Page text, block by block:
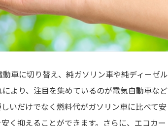
車に切り替え、純ガソリン車や純ディーゼル
より、注目を集めているのが電気自動車など
いだけでなく燃料代がガソリン車に比べて安
く抑えることができます。さらに、エコカー